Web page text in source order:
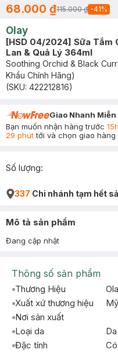
68.000 ₫115.000 ₫ -41%
Olay
[HSD 04/2024] Sữa Tắm
Lan & Quả Lý 364ml
Soothing Orchid & Black
Khẩu Chính Hãng)
(SKU: 422212816)
Giao Nhanh Miễn
Bạn muốn nhận hàng trước 15h
29 phúttới và chọn giao hàng
Số lượng:
337 Chi nhánh tạm hết
Mô tả sản phẩm
Đang cập nhật
Thông số sản phẩm
Thương Hiệu
Xuất xứ thương hiệu
Mỹ
Nơi sản xuất
Loại da
Đặc tính